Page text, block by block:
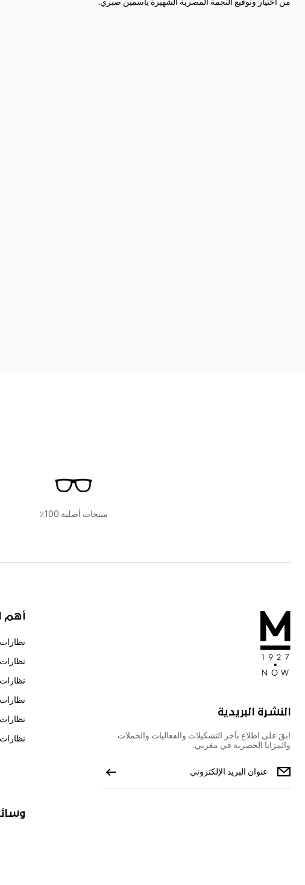
منتجات أصلية 100٪
النشرة البريدية
ابقَ على اطلاع بآخر التشكيلات والفعاليات والحملات
والمزايا الحصرية في مغربي.
أهم